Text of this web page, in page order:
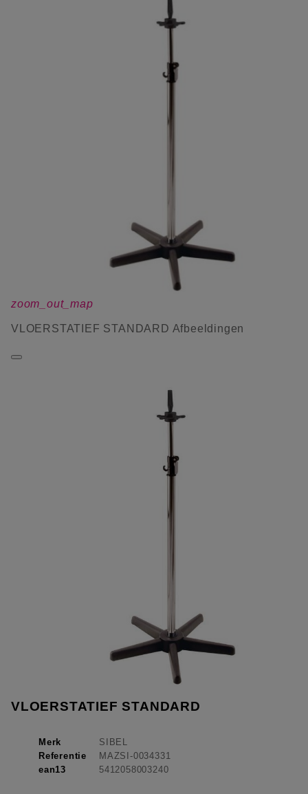
zoom_out_map
VLOERSTATIEF STANDARD Afbeeldingen
VLOERSTATIEF STANDARD
Merk
SIBEL
Referentie
MAZSI-0034331
ean13
5412058003240